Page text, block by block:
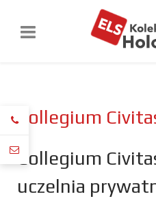
Collegium
Collegium
uczelnia